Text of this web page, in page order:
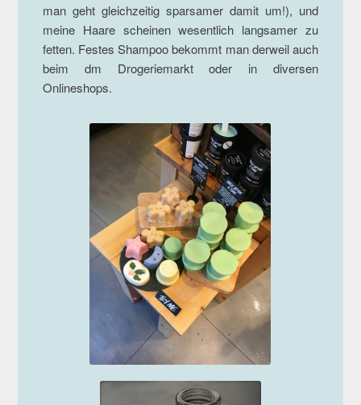
man geht gleichzeitig sparsamer damit um!), und
meine Haare scheinen wesentlich langsamer zu
fetten. Festes Shampoo bekommt man derweil auch
beim dm Drogeriemarkt oder in diversen
Onlineshops.